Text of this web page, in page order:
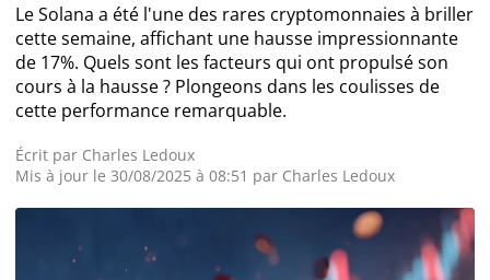
Actualité Altcoins
Actualité NFT
Actualité IA
Le Solana a été l'une des rares cryptomonnaies à briller
cette semaine, affichant une hausse impressionnante
de 17%. Quels sont les facteurs qui ont propulsé son
cours à la hausse ? Plongeons dans les coulisses de
cette performance remarquable.
Écrit par Charles Ledoux
Mis à jour le 30/08/2025 à 08:51 par Charles Ledoux